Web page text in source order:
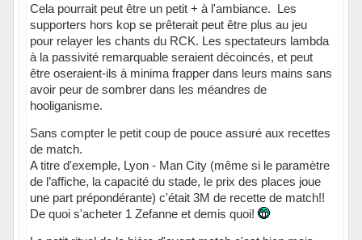
Cela pourrait peut être un petit + à l'ambiance. Les
supporters hors kop se prêterait peut être plus au jeu
pour relayer les chants du RCK. Les spectateurs lambda
à la passivité remarquable seraient décoincés, et peut
être oseraient-ils à minima frapper dans leurs mains sans
avoir peur de sombrer dans les méandres de
hooliganisme.
Sans compter le petit coup de pouce assuré aux recettes
de match.
A titre d'exemple, Lyon - Man City (même si le paramètre
de l’affiche, la capacité du stade, le prix des places joue
une part prépondérante) c'était 3M de recette de match!!
De quoi s'acheter 1 Zefanne et demis quoi!